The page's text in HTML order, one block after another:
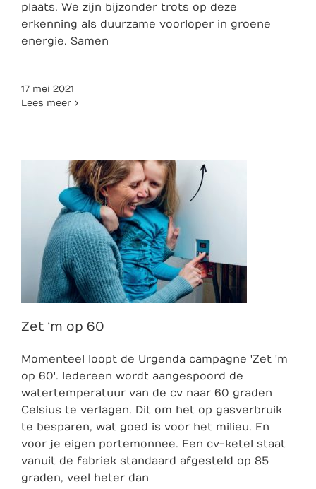
plaats. We zijn bijzonder trots op deze
erkenning als duurzame voorloper in groene
energie. Samen
17 mei 2021
Lees meer
Zet ‘m op 60
Momenteel loopt de Urgenda campagne 'Zet 'm
op 60'. Iedereen wordt aangespoord de
watertemperatuur van de cv naar 60 graden
Celsius te verlagen. Dit om het op gasverbruik
te besparen, wat goed is voor het milieu. En
voor je eigen portemonnee. Een cv-ketel staat
vanuit de fabriek standaard afgesteld op 85
graden, veel heter dan